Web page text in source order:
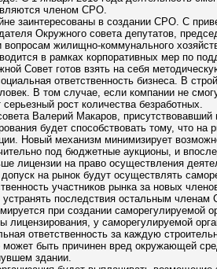
членом СРО.
заинтересованы в создании СРО. С
Окружного совета депутатов,
жилищно-коммунального
в рамках корпоративных мер по
Совет готов взять на себя
ответственность бизнеса. В
В том случае, если компании не
серьезный рост количества безработных.
Валерий Макаров,
будет способствовать тому, что на
Новый механизм минимизирует
под бюджетные аукционы, и
лицензии на право осуществления
допуск на рынок будут осуществлять
участников рынка за новых
последствия остальным членам
при создании саморегулируемой
лицензирования, у саморегулируемой
ответственность за каждую
может быть причинен вред окружающей
здании.